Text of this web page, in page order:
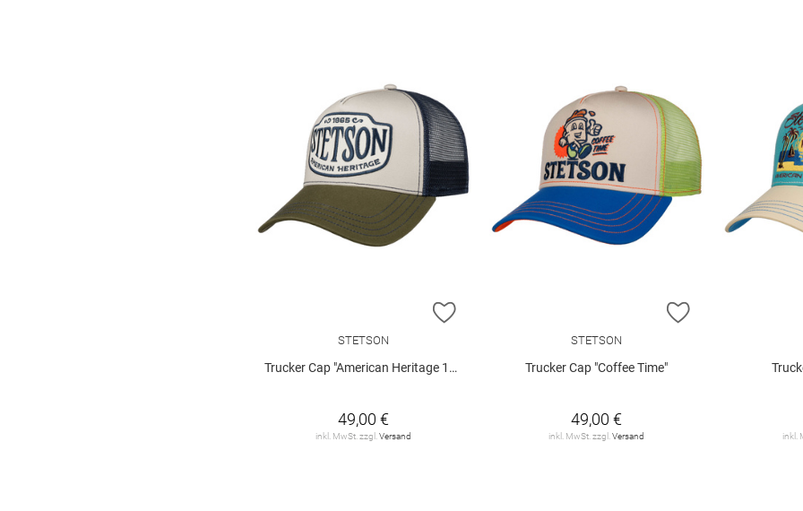
ZUR WUNSCHLISTE HINZUFÜGEN
STETSON
Trucker Cap "American Heritage 1865"
49,00 €
inkl. MwSt. zzgl. Versand
ZUR
STETSON
Trucker Cap "Coffee Time"
49,00 €
inkl. MwSt. zzgl.Versand inkl.